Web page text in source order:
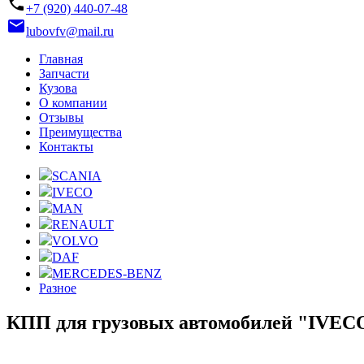
+7 (920) 440-07-48
emaillubovfv@mail.ru
Главная
Запчасти
Кузова
О компании
Отзывы
Преимущества
Контакты
SCANIA
IVECO
MAN
RENAULT
VOLVO
DAF
MERCEDES-BENZ
Разное
КПП для грузовых автомобилей